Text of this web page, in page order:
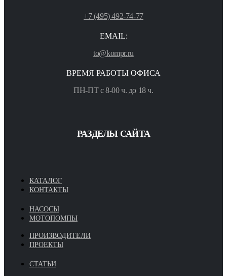
+7 (495) 492-74-77
EMAIL:
to@kompr.ru
ВРЕМЯ РАБОТЫ ОФИСА
ПН-ПТ с 8-00 ч. до 18 ч.
РАЗДЕЛЫ САЙТА
КАТАЛОГ
КОНТАКТЫ
НАСОСЫ
МОТОПОМПЫ
ПРОИЗВОДИТЕЛИ
ПРОЕКТЫ
СТАТЬИ